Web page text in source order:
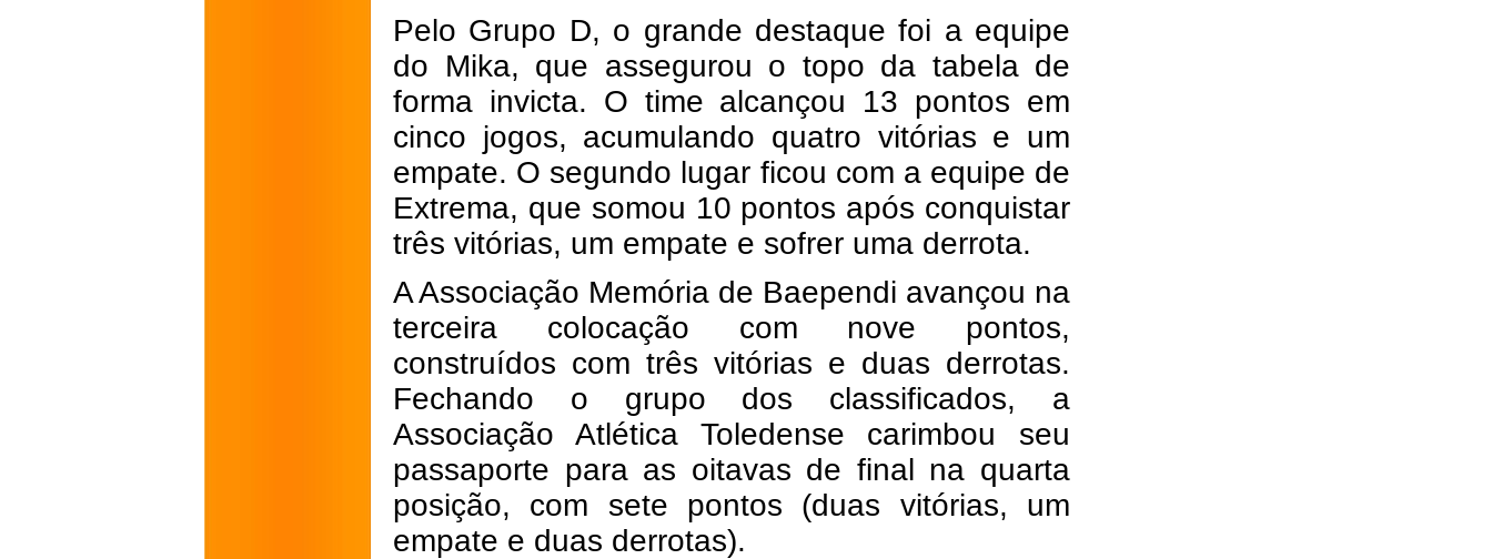
Pelo Grupo D, o grande destaque foi a equipe
do Mika, que assegurou o topo da tabela de
forma invicta. O time alcançou 13 pontos em
cinco jogos, acumulando quatro vitórias e um
empate. O segundo lugar ficou com a equipe de
Extrema, que somou 10 pontos após conquistar
três vitórias, um empate e sofrer uma derrota.
A Associação Memória de Baependi avançou na
terceira colocação com nove pontos,
construídos com três vitórias e duas derrotas.
Fechando o grupo dos classificados, a
Associação Atlética Toledense carimbou seu
passaporte para as oitavas de final na quarta
posição, com sete pontos (duas vitórias, um
empate e duas derrotas).